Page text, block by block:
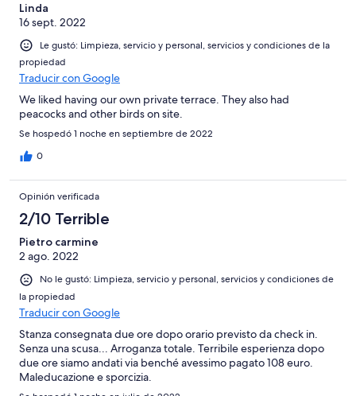
Linda
16 sept. 2022
Le gustó: Limpieza, servicio y personal, servicios y condiciones de la
propiedad
Traducir con Google
We liked having our own private terrace. They also had
peacocks and other birds on site.
Se hospedó 1 noche en septiembre de 2022
0
Opinión verificada
2/10 Terrible
Pietro carmine
2 ago. 2022
No le gustó: Limpieza, servicio y personal, servicios y condiciones de
la propiedad
Traducir con Google
Stanza consegnata due ore dopo orario previsto da check in.
Senza una scusa... Arroganza totale. Terribile esperienza dopo
due ore siamo andati via benché avessimo pagato 108 euro.
Maleducazione e sporcizia.